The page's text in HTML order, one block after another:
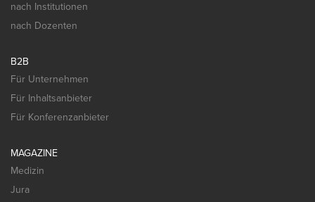
nach Institutionen
nach Dozenten
B2B
Für Unternehmen
Für Inhaltsanbieter
Für Konferenzanbieter
MAGAZINE
Medizin
Jura